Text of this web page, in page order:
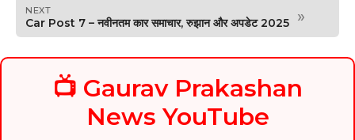
NEXT
Car Post 7 – नवीनतम कार समाचार, रुझान और अपडेट 2025 »
📺 Gaurav Prakashan
News YouTube